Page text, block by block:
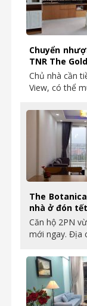
Chuyển
TNR The
Chủ nhà cần
View, có thể
The
nhà ở đón tết
Căn hộ 2PN
mới ngay. Địa